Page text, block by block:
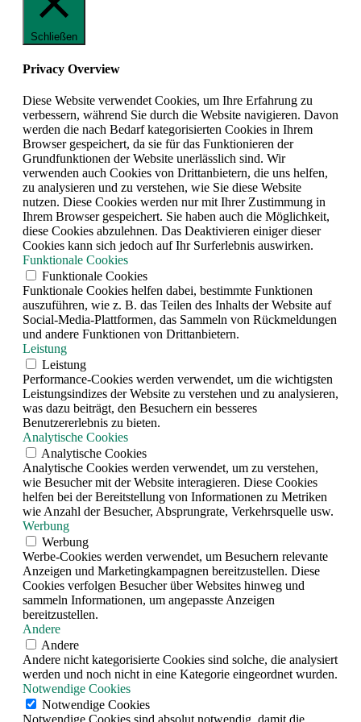
Schließen
Privacy Overview
Diese Website verwendet Cookies, um Ihre Erfahrung zu
verbessern, während Sie durch die Website navigieren. Davon
werden die nach Bedarf kategorisierten Cookies in Ihrem
Browser gespeichert, da sie für das Funktionieren der
Grundfunktionen der Website unerlässlich sind. Wir
verwenden auch Cookies von Drittanbietern, die uns helfen,
zu analysieren und zu verstehen, wie Sie diese Website
nutzen. Diese Cookies werden nur mit Ihrer Zustimmung in
Ihrem Browser gespeichert. Sie haben auch die Möglichkeit,
diese Cookies abzulehnen. Das Deaktivieren einiger dieser
Cookies kann sich jedoch auf Ihr Surferlebnis auswirken.
Funktionale Cookies
Funktionale Cookies
Funktionale Cookies helfen dabei, bestimmte Funktionen
auszuführen, wie z. B. das Teilen des Inhalts der Website auf
Social-Media-Plattformen, das Sammeln von Rückmeldungen
und andere Funktionen von Drittanbietern.
Leistung
Leistung
Performance-Cookies werden verwendet, um die wichtigsten
Leistungsindizes der Website zu verstehen und zu analysieren,
was dazu beiträgt, den Besuchern ein besseres
Benutzererlebnis zu bieten.
Analytische Cookies
Analytische Cookies
Analytische Cookies werden verwendet, um zu verstehen,
wie Besucher mit der Website interagieren. Diese Cookies
helfen bei der Bereitstellung von Informationen zu Metriken
wie Anzahl der Besucher, Absprungrate, Verkehrsquelle usw.
Werbung
Werbung
Werbe-Cookies werden verwendet, um Besuchern relevante
Anzeigen und Marketingkampagnen bereitzustellen. Diese
Cookies verfolgen Besucher über Websites hinweg und
sammeln Informationen, um angepasste Anzeigen
bereitzustellen.
Andere
Andere
Andere nicht kategorisierte Cookies sind solche, die analysiert
werden und noch nicht in eine Kategorie eingeordnet wurden.
Notwendige Cookies
Notwendige Cookies